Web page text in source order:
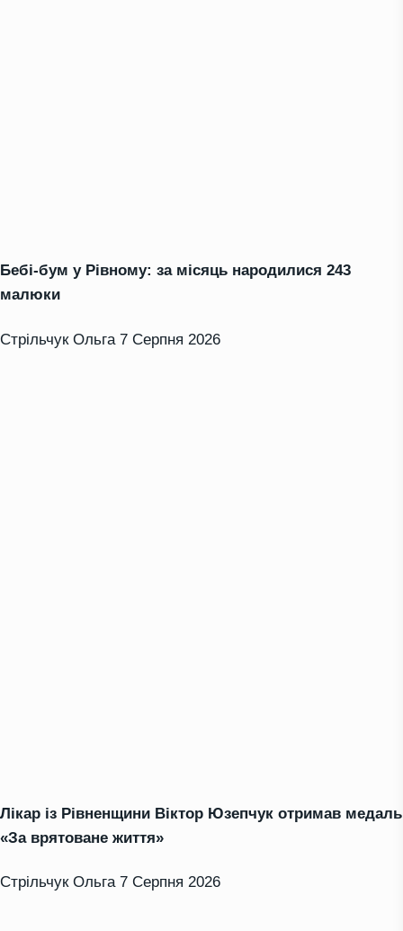
Бебі-бум у Рівному: за місяць народилися 243
малюки
Стрільчук Ольга 7 Серпня 2026
Лікар із Рівненщини Віктор Юзепчук отримав медаль
«За врятоване життя»
Стрільчук Ольга 7 Серпня 2026